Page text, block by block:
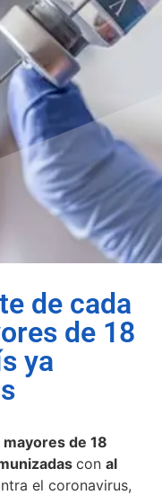
de cada
de 18
ya
de 18
con al
el coronavirus,